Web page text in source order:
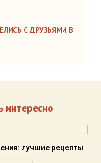
С ДРУЗЬЯМИ В
лучшие рецепты